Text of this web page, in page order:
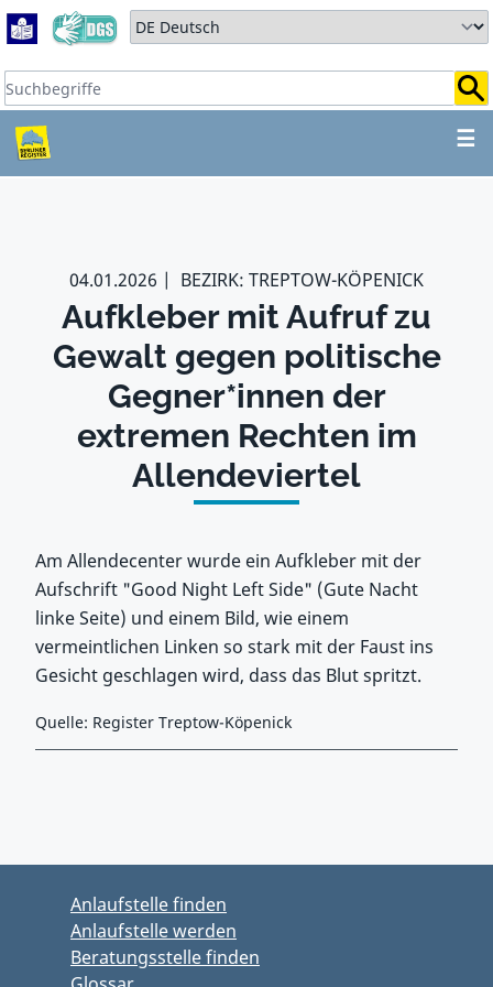
Zum Hauptbereich springen
Zum Hauptmenü springen
Sprache auswählen:
Suchbegriffe:
☰
ZUM HAUPTBEREICH
04.01.2026 BEZIRK: TREPTOW-KÖPENICK
Aufkleber mit Aufruf zu
Gewalt gegen politische
Gegner*innen der
extremen Rechten im
Allendeviertel
Am Allendecenter wurde ein Aufkleber mit der
Aufschrift "Good Night Left Side" (Gute Nacht
linke Seite) und einem Bild, wie einem
vermeintlichen Linken so stark mit der Faust ins
Gesicht geschlagen wird, dass das Blut spritzt.
Quelle: Register Treptow-Köpenick
Anlaufstelle finden
Anlaufstelle werden
Beratungsstelle finden